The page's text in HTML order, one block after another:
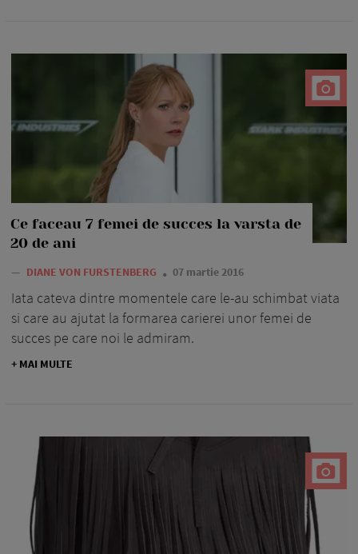
Ce faceau 7 femei de succes la varsta de
20 de ani
— DIANE VON FURSTENBERG 07 martie 2016
Iata cateva dintre momentele care le-au schimbat viata
si care au ajutat la formarea carierei unor femei de
succes pe care noi le admiram.
+ MAI MULTE